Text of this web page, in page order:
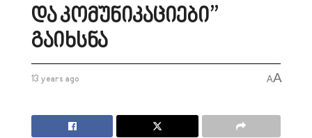
და კომუნიკაციები”
გაიხსნა
13 years ago AA